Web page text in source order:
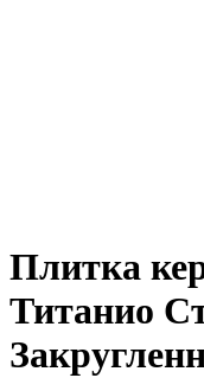
Плитка
Титанио